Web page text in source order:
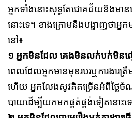
អ្នកទាំងនោះសុទ្ធតែជោគជ័យនិងមាន
នោះទេ។ ខាងក្រោមនឹងបង្ហាញថាអ្
នៅ៖
១ អ្នកមិនដែល គេងមិនលក់បក់មិនល្
ពេលដែលអ្នកមានមុខរបរឬការងារត្
ហើយ អ្នកលែងសូវគិតច្រើនអំពីថ្លៃចំ
បាយដើម្បីយកមកផ្គត់ផ្គង់ទៀតនោះទ